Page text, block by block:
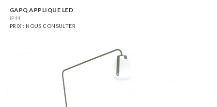
GAPQ APPLIQUE LED
IP44
PRIX : NOUS CONSULTER